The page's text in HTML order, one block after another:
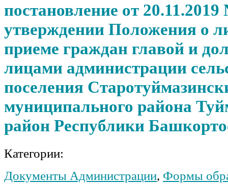
постановление от
утверждении Положения о
приеме граждан главой и
лицами администрации
поселения
муниципального района
район Республики
Категории:
Документы Администрации, Формы